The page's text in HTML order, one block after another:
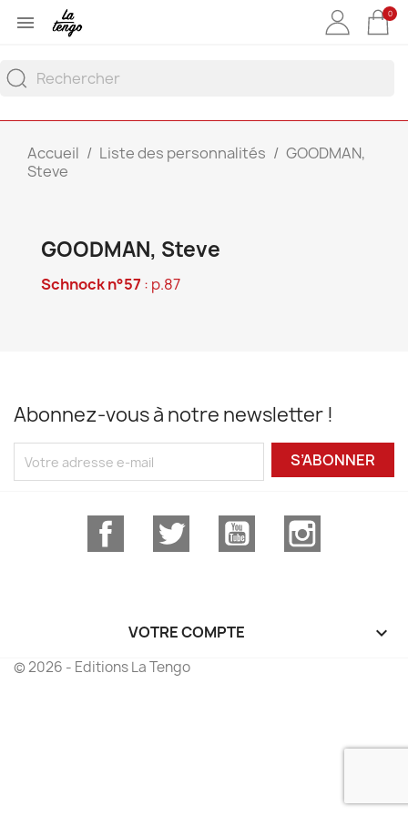
 0
Accueil Liste des personnalités
GOODMAN,
Steve
GOODMAN, Steve
Schnock n°57 : p.87
Abonnez-vous à notre newsletter !
S’ABONNER
Facebook Twitter YouTube
VOTRE COMPTE 
© 2026 - Editions La Tengo